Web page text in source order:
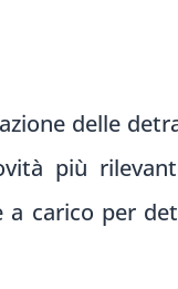
delle
più
carico per